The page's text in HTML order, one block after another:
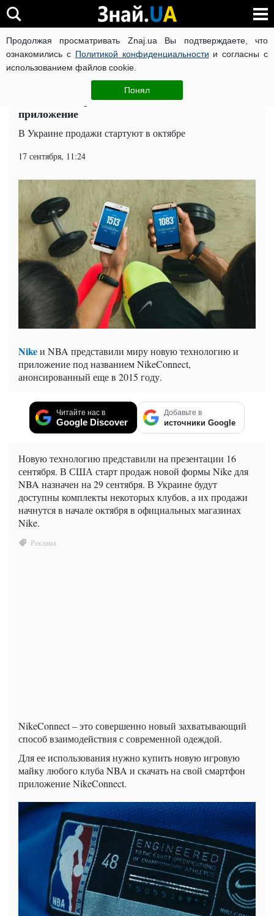
Продолжая просматривать Znaj.ua Вы подтверждаете, что
ознакомились с Политикой конфиденциальности и согласны с
использованием файлов cookie.
Понял
ВОЙНА РОССИИ ПРОТИВ УКРАИНЫ КОРОНАВИРУС В
ЧИТАТИ УКРАЇНСЬКОЮ
Nike и NBA представили долгожданное
приложение
В Украине продажи стартуют в октябре
17 сентября, 11:24
Nikeи NBA представили миру новую технологию и
приложение под названием NikeConnect,
анонсированный еще в 2015 году.
Читайте нас в
Google Discover
Добавьте в
источники Google
Новую технологию представили на презентации 16
сентября. В США старт продаж новой формы Nike для
NBA назначен на 29 сентября. В Украине будут
доступны комплекты некоторых клубов, а их продажи
начнутся в начале октября в официальных магазинах
Nike.
NikeConnect – это совершенно новый захватывающий
способ взаимодействия с современной одеждой.
Для ее использования нужно купить новую игровую
майку любого клуба NBA и скачать на свой смартфон
приложение NikeConnect.